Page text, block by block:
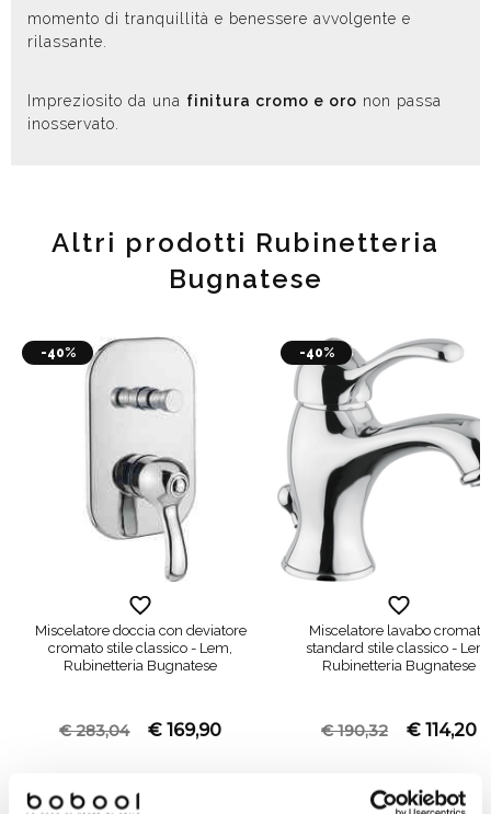
momento di tranquillità e benessere avvolgente e
rilassante.
Impreziosito da una finitura cromo e oro non passa
inosservato.
Altri prodotti Rubinetteria
Bugnatese
-40%
Miscelatore doccia con deviatore
cromato stile classico - Lem,
Rubinetteria Bugnatese
€ 283,04 € 169,90
-40%
Miscelatore lavabo cromato
standard stile classico -
Rubinetteria Bugnatese
€ 190,32 € 114,20